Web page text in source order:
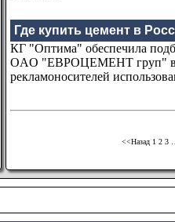
Где купить цемент в
КГ "Оптима" обеспечила
ОAО "ЕВРОЦЕМЕНТ груп" в
рекламоносителей
<<Назад 1 2 3